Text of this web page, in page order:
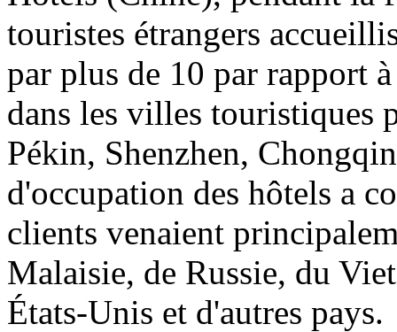
touristes étrangers
par plus de 10 par rapport
dans les villes touristiques
Pékin, Shenzhen,
d'occupation des hôtels a
clients venaient
Malaisie, de Russie, du
États-Unis et d'autres pays.